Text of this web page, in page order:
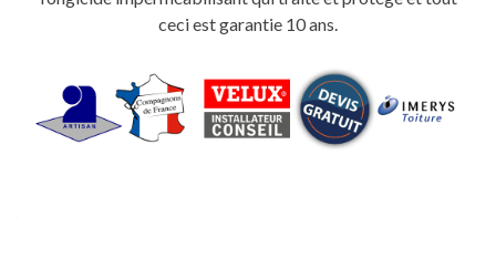
ceci est garantie 10 ans.